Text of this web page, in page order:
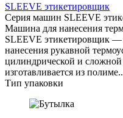
SLEEVE этикетировщик
Серия машин SLEEVE
Машина для нанесения
SLEEVE этикетировщик —
нанесения рукавной
цилиндрической и
изготавливается из
Тип упаковки